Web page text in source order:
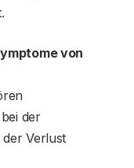
von
der
Verlust